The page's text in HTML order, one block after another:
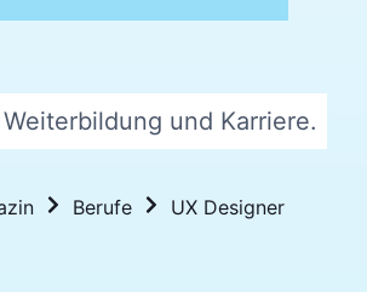
und Karriere.
Berufe UX Designer